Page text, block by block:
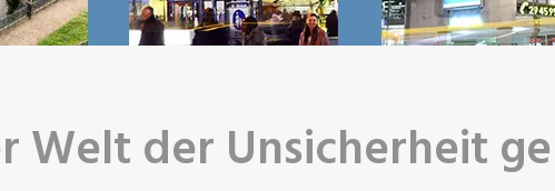
Welt der Unsicherheit